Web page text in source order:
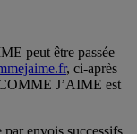
peut être passée
, ci-après
J’AIME est
envois successifs,